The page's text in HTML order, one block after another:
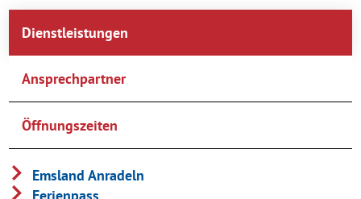
Dienstleistungen
Ansprechpartner
Öffnungszeiten
Emsland Anradeln